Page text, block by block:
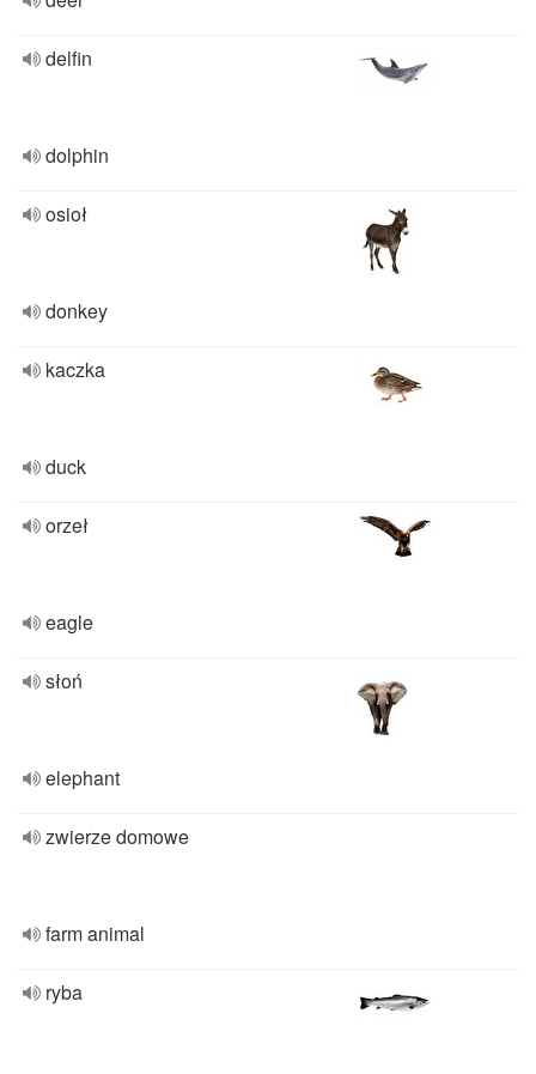
delfin
dolphin
osioł
donkey
kaczka
duck
orzeł
eagle
słoń
elephant
zwierze domowe
farm animal
ryba